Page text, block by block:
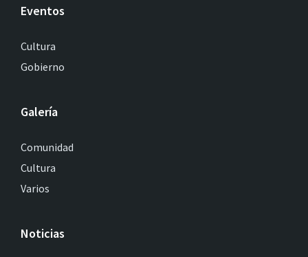
Eventos
Cultura
Gobierno
Galería
Comunidad
Cultura
Varios
Noticias